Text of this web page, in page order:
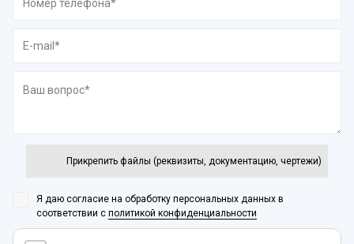
Прикрепить файлы (реквизиты, документацию, чертежи)
Я даю согласие на обработку персональных данных в
соответствии с политикой конфиденциальности